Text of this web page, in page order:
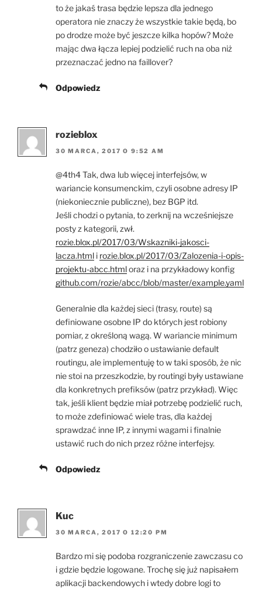
to że jakaś trasa będzie lepsza dla jednego
operatora nie znaczy że wszystkie takie będą, bo
po drodze może być jeszcze kilka hopów? Może
mając dwa łącza lepiej podzielić ruch na oba niż
przeznaczać jedno na faillover?
Odpowiedz
rozieblox
30 MARCA, 2017 O 9:52 AM
@4th4 Tak, dwa lub więcej interfejsów, w
wariancie konsumenckim, czyli osobne adresy IP
(niekoniecznie publiczne), bez BGP itd.
Jeśli chodzi o pytania, to zerknij na wcześniejsze
posty z kategorii, zwł.
rozie.blox.pl/2017/03/Wskazniki-jakosci-
lacza.html i rozie.blox.pl/2017/03/Zalozenia-i-opis-
projektu-abcc.htmloraz i na przykładowy konfig
github.com/rozie/abcc/blob/master/example.yaml
Generalnie dla każdej sieci (trasy, route) są
definiowane osobne IP do których jest robiony
pomiar, z określoną wagą. W wariancie minimum
(patrz geneza) chodziło o ustawianie default
routingu, ale implementuję to w taki sposób, że nic
nie stoi na przeszkodzie, by routingi były ustawiane
dla konkretnych prefiksów (patrz przykład). Więc
tak, jeśli klient będzie miał potrzebę podzielić ruch,
to może zdefiniować wiele tras, dla każdej
sprawdzać inne IP, z innymi wagami i finalnie
ustawić ruch do nich przez różne interfejsy.
Odpowiedz
Kuc
30 MARCA, 2017 O 12:20 PM
Bardzo mi się podoba rozgraniczenie zawczasu co
i gdzie będzie logowane. Trochę się już napisałem
aplikacji backendowych i wtedy dobre logi to